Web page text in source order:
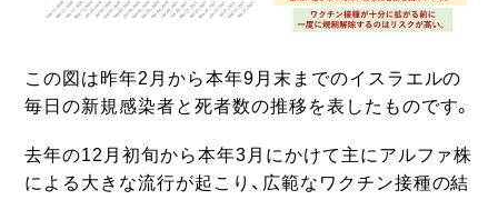
この図は昨年2月から本年9月末までのイスラエルの
毎日の新規感染者と死者数の推移を表したものです。
去年の12月初旬から本年3月にかけて主にアルファ株
による大きな流行が起こり、広範なワクチン接種の結